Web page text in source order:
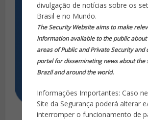
divulgação de notícias sobre os
Brasil e no Mundo.
The Security Website aims to make
information available to the public
areas of Public and Private Security and
portal for disseminating news about the
Brazil and around the world.
Informações Importantes: Caso
Site da Segurança poderá alterar
interromper o funcionamento de
1.000 Alertas